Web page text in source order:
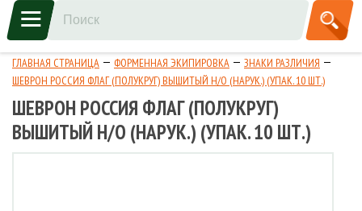
ГЛАВНАЯ СТРАНИЦА ФОРМЕННАЯ ЭКИПИРОВКА
ЗНАКИ РАЗЛИЧИЯ
ШЕВРОН РОССИЯ ФЛАГ (ПОЛУКРУГ) ВЫШИТЫЙ Н/О (НАРУК.) (УПАК. 10 ШТ.)
ШЕВРОН РОССИЯ ФЛАГ (ПОЛУКРУГ)
ВЫШИТЫЙ Н/О (НАРУК.) (УПАК. 10 ШТ.)